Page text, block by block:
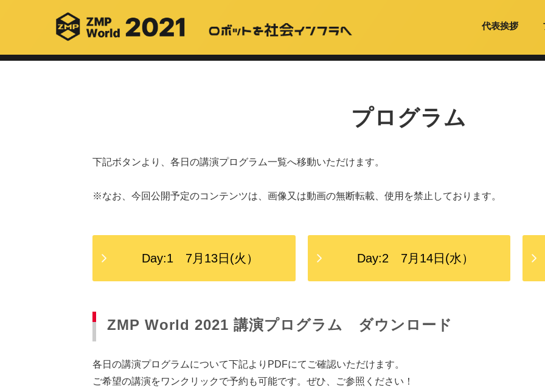
代表挨拶
プログラム
下記ボタンより、各日の講演プログラム一覧へ移動いただけます。
※なお、今回公開予定のコンテンツは、画像又は動画の無断転載、使用を禁止しております。
Day:1 7月13日(火） Day:2 7月14日(水）
ZMP World 2021 講演プログラム ダウンロード
各日の講演プログラムについて下記よりPDFにてご確認いただけます。
ご希望の講演をワンクリックで予約も可能です。ぜひ、ご参照ください！